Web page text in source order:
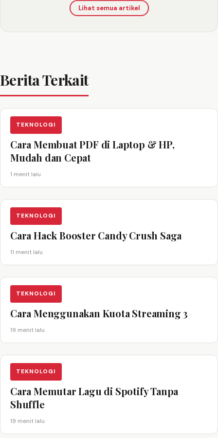
Lihat semua artikel
Berita Terkait
TEKNOLOGI
Cara Membuat PDF di Laptop & HP,
Mudah dan Cepat
1 menit lalu
TEKNOLOGI
Cara Hack Booster Candy Crush Saga
11 menit lalu
TEKNOLOGI
Cara Menggunakan Kuota Streaming 3
19 menit lalu
TEKNOLOGI
Cara Memutar Lagu di Spotify Tanpa
Shuffle
19 menit lalu